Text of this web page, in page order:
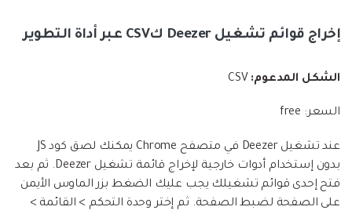
إخراج قوائم تشغيل Deezer كCSV عبر أداة التطوير
الشكل المدعوم: CSV
السعر: free
عند تشغيل Deezer في متصفح Chrome يمكنك لصق كود JS
بدون إستخدام أدوات خارجية لإخراج قائمة تشغيل Deezer. ثم بعد
فتح إحدى قوائم تشغيلك يجب عليك الضغط بزر الماوس الأيمن
على الصفحة لضبط الصفحة. ثم إختر وحدة التحكم > القائمة >